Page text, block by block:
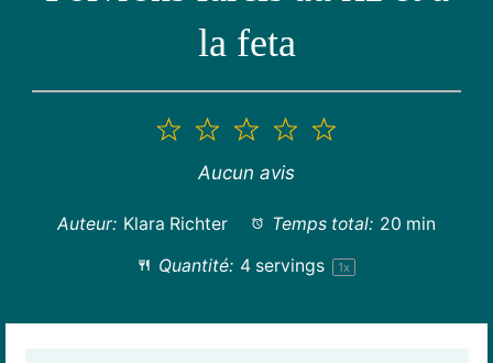
la feta
5
4
3
étoiles
2
étoiles
1
étoile
Aucun avis
Auteur: Klara Richter Temps total: 20 min
Quantité: 4 servings 1x